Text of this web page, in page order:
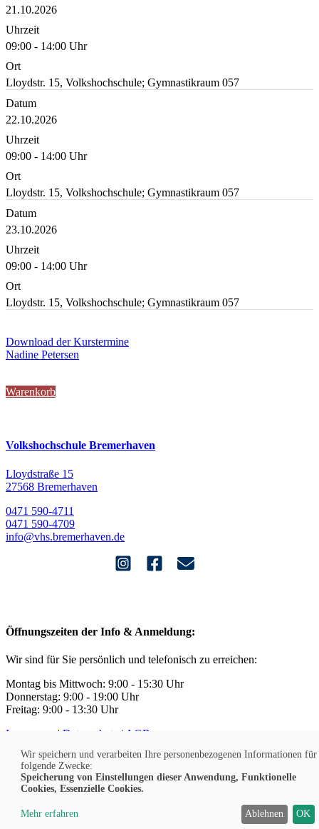
21.10.2026
Uhrzeit
09:00 - 14:00 Uhr
Ort
Lloydstr. 15, Volkshochschule; Gymnastikraum 057
Datum
22.10.2026
Uhrzeit
09:00 - 14:00 Uhr
Ort
Lloydstr. 15, Volkshochschule; Gymnastikraum 057
Datum
23.10.2026
Uhrzeit
09:00 - 14:00 Uhr
Ort
Lloydstr. 15, Volkshochschule; Gymnastikraum 057
Download der Kurstermine
Nadine Petersen
Warenkorb
Volkshochschule Bremerhaven
Lloydstraße 15
27568 Bremerhaven
0471 590-4711
0471 590-4709
info@vhs.bremerhaven.de
Öffnungszeiten der Info & Anmeldung:
Wir sind für Sie persönlich und telefonisch zu erreichen:
Montag bis Mittwoch: 9:00 - 15:30 Uhr
Donnerstag: 9:00 - 19:00 Uhr
Freitag: 9:00 - 13:30 Uhr
Impressum
| Datenschutz | AGB
Barrierefreiheit|Sitemap|Cookies
DE
Wir speichern und verarbeiten Ihre personenbezogenen Informationen für
folgende Zwecke:
Speicherung von Einstellungen dieser Anwendung, Funktionelle
Cookies, Essenzielle Cookies.
Mehr erfahren Ablehnen OK